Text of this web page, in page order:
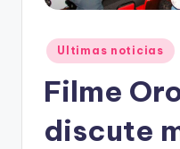
Posted
in
Ultimas noticias
Filme
discute